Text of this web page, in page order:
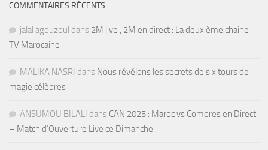
COMMENTAIRES RÉCENTS
jalal agouzoul dans 2M live , 2M en direct : La deuxième chaine
TV Marocaine
MALIKA NASRI dans Nous révélons les secrets de six tours de
magie célèbres
ANSUMOU BILALI dans CAN 2025 : Maroc vs Comores en Direct
– Match d’Ouverture Live ce Dimanche